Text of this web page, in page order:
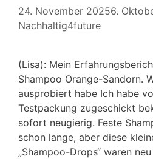
24. November 20256.
Nachhaltig4future
(Lisa): Mein
Shampoo Orange-Sandorn.
ausprobiert habe Ich habe
Testpackung zugeschickt
sofort neugierig. Feste
schon lange, aber diese
„Shampoo-Drops“ waren